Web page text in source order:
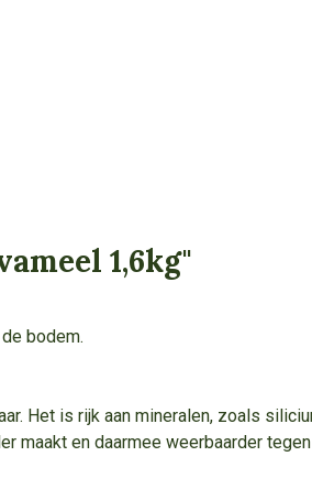
1,6kg"
bodem.
Het is rijk aan mineralen, zoals
maakt en daarmee weerbaarder